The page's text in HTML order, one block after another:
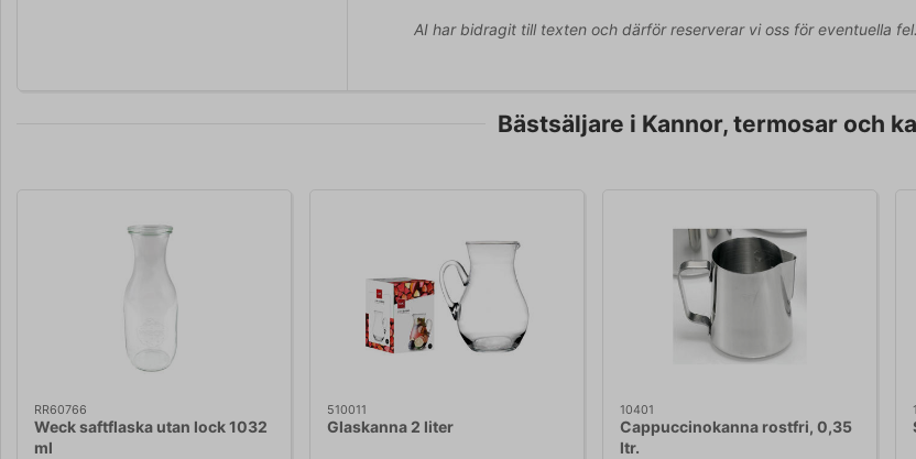
AI har bidragit till texten och därför reserverar vi oss för eventuella fel.
Bästsäljare i Kannor, termosar och
RR60766
Weck saftflaska utan lock 1032
ml
510011
Glaskanna 2 liter
10401
Cappuccinokanna rostfri, 0,35
ltr.